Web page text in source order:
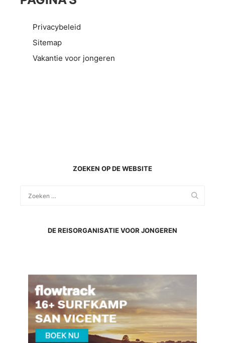
Privacybeleid
Sitemap
Vakantie voor jongeren
ZOEKEN OP DE WEBSITE
DE REISORGANISATIE VOOR JONGEREN